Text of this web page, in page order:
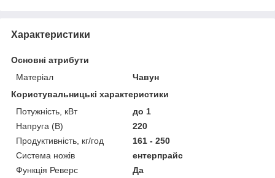
Характеристики
Основні атрибути
Матеріал
Чавун
Користувальницькі характеристики
Потужність, кВт
до 1
Напруга (В)
220
Продуктивність, кг/год
161 - 250
Система ножів
ентерпрайс
Функція Реверс
Да